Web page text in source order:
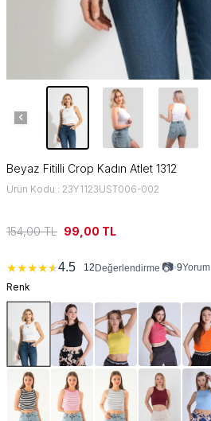
Beyaz Fitilli Crop Kadın Atlet 1312
Ürün Kodu : 23Y1123UST006-002
154,00TL 99,00 TL
★★★★★4.5 12Değerlendirme 📷•9Yorum
Renk